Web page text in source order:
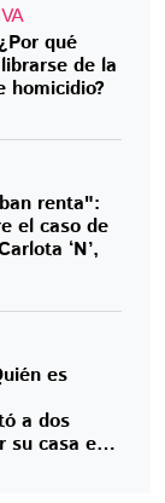
qué
de la
homicidio?
renta":
el caso de
‘N’,
es
a dos
su casa en